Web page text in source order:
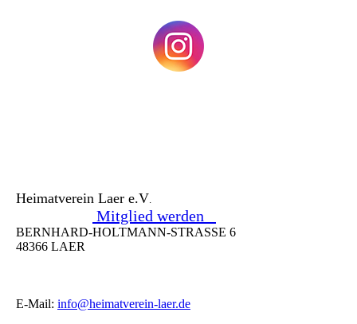
Heimatverein Laer e.V
Mitglied werden
BERNHARD-HOLTMANN-STRASSE 6
48366 LAER
E-Mail: info@heimatverein-laer.de